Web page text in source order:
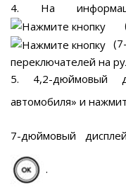
4. На
переключателей на
5. 4,2-дюймовый
автомобиля» и
7-дюймовый
.